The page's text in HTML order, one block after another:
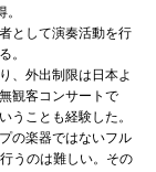
として演奏活動を行
。
、外出制限は日本よ
観客コンサートで
うことも経験した。
の楽器ではないフル
うのは難しい。その